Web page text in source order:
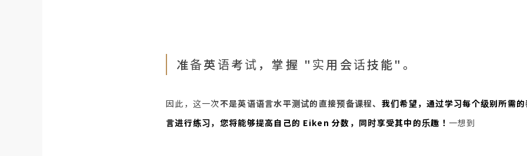
准备英语考试，掌握 "实用会话技能"。
因此，这一次不是英语语言水平测试的直接预备课程、 我们希望，通过学习每个级别所需
言进行练习，您将能够提高自己的 Eiken 分数，同时享受其中的乐趣！ 一想到